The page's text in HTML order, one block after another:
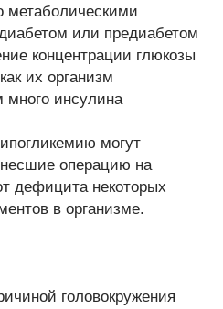
метаболическими
или предиабетом
концентрации глюкозы
их организм
много инсулина
могут
операцию на
дефицита некоторых
в организме.
головокружения